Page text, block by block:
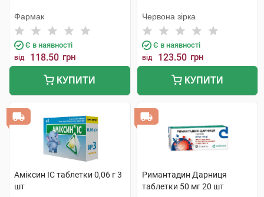
Фармак
Є в наявності
від 118.50 грн
КУПИТИ
Червона зірка
Є в наявності
від 123.50 грн
КУПИТИ
Аміксин IC таблетки 0,06 г 3
шт
Римантадин Дарниця
таблетки 50 мг 20 шт